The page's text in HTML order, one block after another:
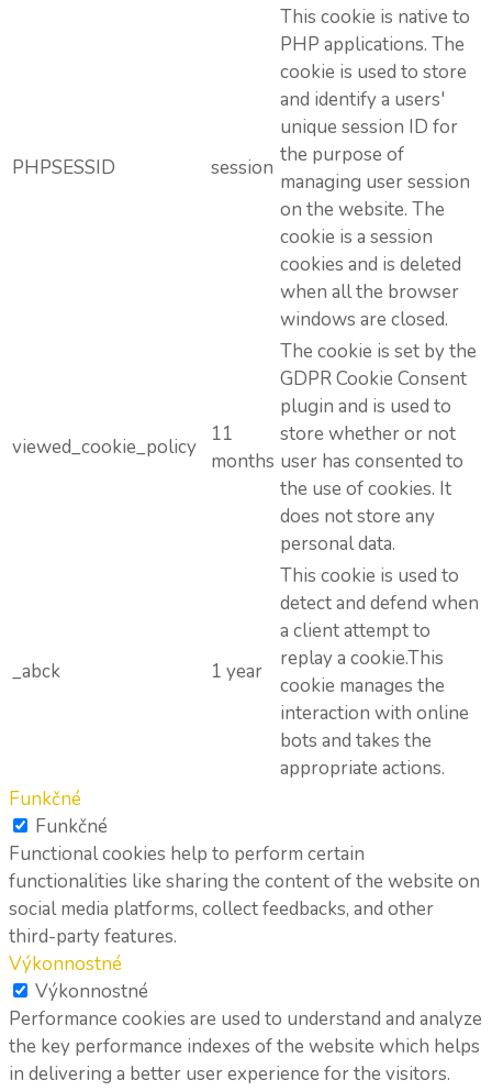
PHPSESSID session
This cookie is native to
PHP applications. The
cookie is used to store
and identify a users'
unique session ID for
the purpose of
managing user session
on the website. The
cookie is a session
cookies and is deleted
when all the browser
windows are closed.
viewed_cookie_policy
11
months
The cookie is set by the
GDPR Cookie Consent
plugin and is used to
store whether or not
user has consented to
the use of cookies. It
does not store any
personal data.
_abck 1 year
This cookie is used to
detect and defend when
a client attempt to
replay a cookie.This
cookie manages the
interaction with online
bots and takes the
appropriate actions.
Funkčné
Funkčné
Functional cookies help to perform certain
functionalities like sharing the content of the website on
social media platforms, collect feedbacks, and other
third-party features.
Výkonnostné
Výkonnostné
Performance cookies are used to understand and analyze
the key performance indexes of the website which helps
in delivering a better user experience for the visitors.